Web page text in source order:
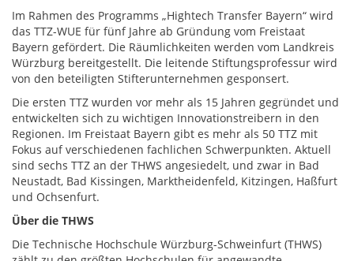
Im Rahmen des Programms „Hightech Transfer Bayern“ wird
das TTZ-WUE für fünf Jahre ab Gründung vom Freistaat
Bayern gefördert. Die Räumlichkeiten werden vom Landkreis
Würzburg bereitgestellt. Die leitende Stiftungsprofessur wird
von den beteiligten Stifterunternehmen gesponsert.
Die ersten TTZ wurden vor mehr als 15 Jahren gegründet und
entwickelten sich zu wichtigen Innovationstreibern in den
Regionen. Im Freistaat Bayern gibt es mehr als 50 TTZ mit
Fokus auf verschiedenen fachlichen Schwerpunkten. Aktuell
sind sechs TTZ an der THWS angesiedelt, und zwar in Bad
Neustadt, Bad Kissingen, Marktheidenfeld, Kitzingen, Haßfurt
und Ochsenfurt.
Über die THWS
Die Technische Hochschule Würzburg-Schweinfurt (THWS)